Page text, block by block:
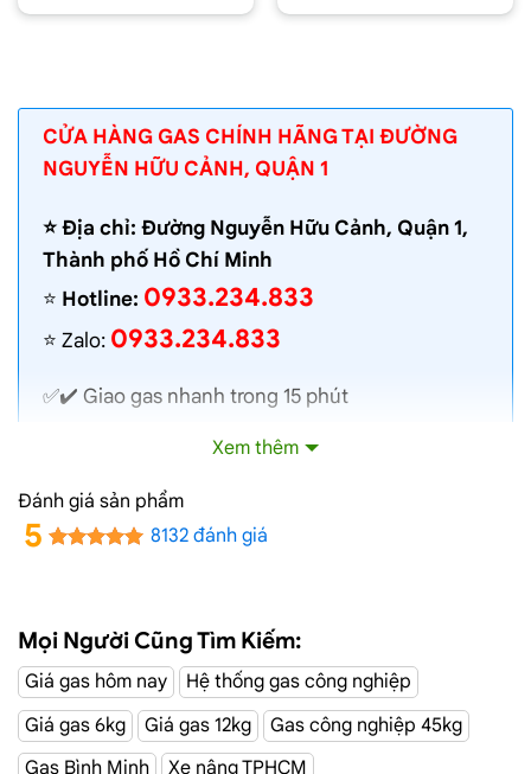
CỬA HÀNG GAS CHÍNH HÃNG TẠI ĐƯỜNG
NGUYỄN HỮU CẢNH, QUẬN 1
⭐️ Địa chỉ: Đường Nguyễn Hữu Cảnh, Quận 1,
Thành phố Hồ Chí Minh
⭐️ Hotline: 0933.234.833
⭐️ Zalo: 0933.234.833
✅✔️ Giao gas nhanh trong 15 phút
✅✔️ Gas đủ ký, chất lượng cao, bình gas được
kiểm định định kỳ
✅✔️ Bán gas đúng giá niêm yết trên web
✅✔️ Giao gas và lắp đặt miễn phí
Đại Lý Gas Đường Nguyễn Hữu Cảnh,
Quận 1
Xem thêm
Đánh giá sản phẩm
5 8132 đánh giá
Mọi Người Cũng Tìm Kiếm:
Giá gas hôm nay
Hệ thống gas công nghiệp
Giá gas 6kg
Giá gas 12kg
Gas công nghiệp 45kg
Gas Bình Minh
Xe nâng TPHCM